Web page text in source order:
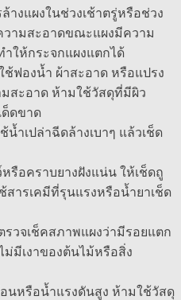
างแผงในช่วงเช้าตรู่หรือช่วง
วามสะอาดขณะแผงมีความ
ำให้กระจกแผงแตกได้
ฟองน้ำ ผ้าสะอาด หรือแปรง
สะอาด ห้ามใช้วัสดุที่มีผิว
ดขาด
ำเปล่าฉีดล้างเบาๆ แล้วเช็ด
รือคราบยางฝังแน่น ให้เช็ดถู
สารเคมีที่รุนแรงหรือน้ำยาเช็ด
วจเช็คสภาพแผงว่ามีรอยแตก
มีเงาของต้นไม้หรือสิ่ง
นหรือน้ำแรงดันสูง ห้ามใช้วัสดุ